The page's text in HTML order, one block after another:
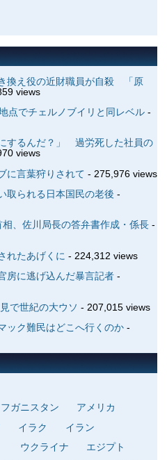
換え役の近財職員が自殺 「原
views
でチェルノブイリと同レベル-
するんだ？」 過労死した社員の
views
に言葉狩りされて - 275,976 views
取られる日本国民の老後 -
、佐川局長の答弁書作成・係長-
れたあげくに - 224,312 views
に逃げ込んだ暴言記者-
で世紀の大ウソ - 207,015 views
ック難民はどこへ行くのか-
ガニスタン
アメリカ
イラク
イラン
ウクライナ
エジプト